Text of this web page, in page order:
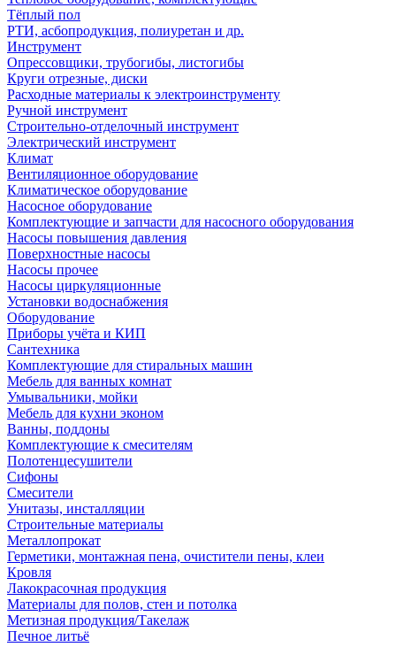
Тёплый пол
РТИ, асбопродукция, полиуретан и др.
Инструмент
Опрессовщики, трубогибы, листогибы
Круги отрезные, диски
Расходные материалы к электроинструменту
Ручной инструмент
Строительно-отделочный инструмент
Электрический инструмент
Климат
Вентиляционное оборудование
Климатическое оборудование
Насосное оборудование
Комплектующие и запчасти для насосного оборудования
Насосы повышения давления
Поверхностные насосы
Насосы прочее
Насосы циркуляционные
Установки водоснабжения
Оборудование
Приборы учёта и КИП
Сантехника
Комплектующие для стиральных машин
Мебель для ванных комнат
Умывальники, мойки
Мебель для кухни эконом
Ванны, поддоны
Комплектующие к смесителям
Полотенцесушители
Сифоны
Смесители
Унитазы, инсталляции
Строительные материалы
Металлопрокат
Герметики, монтажная пена, очистители пены, клеи
Кровля
Лакокрасочная продукция
Материалы для полов, стен и потолка
Метизная продукция/Такелаж
Печное литьё